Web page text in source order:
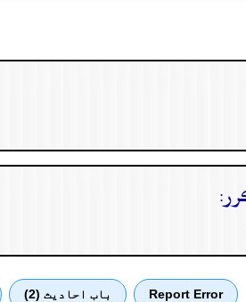
Report Error باب احادیث (2)